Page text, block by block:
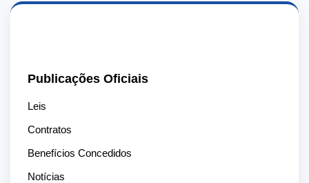
Publicações Oficiais
Leis
Contratos
Benefícios Concedidos
Notícias